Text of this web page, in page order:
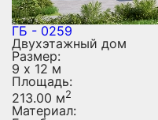
ГБ - 0259
Двухэтажный дом
Размер:
9 х 12 м
Площадь:
213.00 м2
Материал: